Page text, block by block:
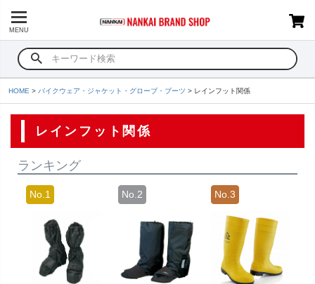
MENU
HOME バイクウェア・ジャケット・グローブ・ブーツ レインフット関係
レインフット関係
ランキング